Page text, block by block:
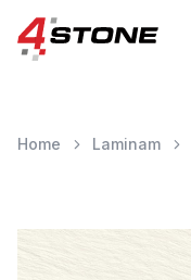
Home Laminam